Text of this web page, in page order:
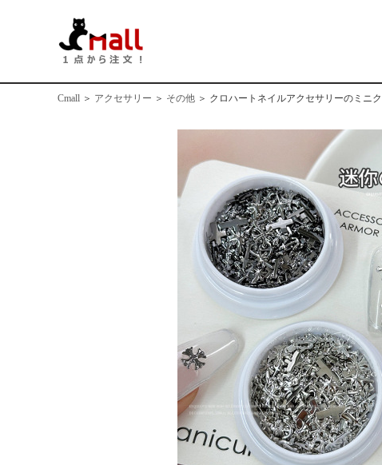
Cmall ＞ アクセサリー ＞ その他 ＞ クロハートネイルアクセサリーのミニ